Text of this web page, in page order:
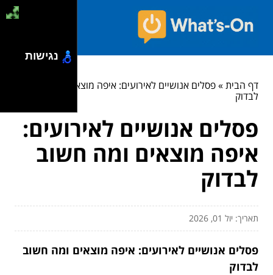
דף הבית»פסלים אנושיים לאירועים: איפה מוצאים ומה חשוב
לבדוק
פסלים אנושיים לאירועים:
איפה מוצאים ומה חשוב
לבדוק
תאריך: יול 01, 2026
פסלים אנושיים לאירועים: איפה מוצאים ומה חשוב
לבדוק
נגישות